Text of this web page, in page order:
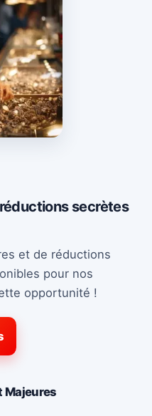
secrètes
et de réductions
pour nos
opportunité !
Majeures